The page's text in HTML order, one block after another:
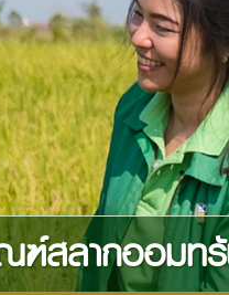
สลากออมท